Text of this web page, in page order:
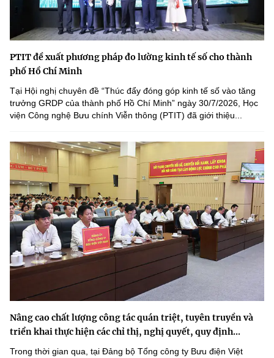
PTIT đề xuất phương pháp đo lường kinh tế số cho thành
phố Hồ Chí Minh
Tại Hội nghị chuyên đề “Thúc đẩy đóng góp kinh tế số vào tăng
trưởng GRDP của thành phố Hồ Chí Minh” ngày 30/7/2026, Học
viện Công nghệ Bưu chính Viễn thông (PTIT) đã giới thiệu...
Nâng cao chất lượng công tác quán triệt, tuyên truyền và
triển khai thực hiện các chỉ thị, nghị quyết, quy định...
Trong thời gian qua, tại Đảng bộ Tổng công ty Bưu điện Việt